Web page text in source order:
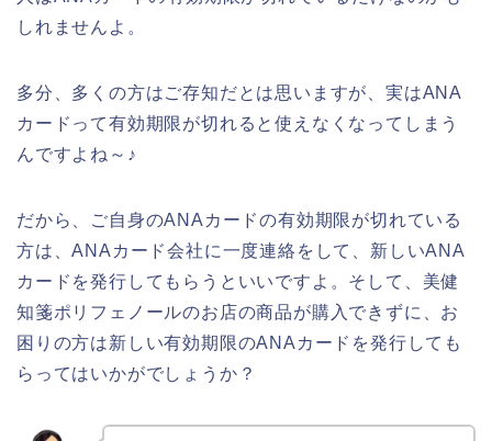
しれませんよ。
多分、多くの方はご存知だとは思いますが、実はANA
カードって有効期限が切れると使えなくなってしまう
んですよね～♪
だから、ご自身のANAカードの有効期限が切れている
方は、ANAカード会社に一度連絡をして、新しいANA
カードを発行してもらうといいですよ。そして、美健
知箋ポリフェノールのお店の商品が購入できずに、お
困りの方は新しい有効期限のANAカードを発行しても
らってはいかがでしょうか？